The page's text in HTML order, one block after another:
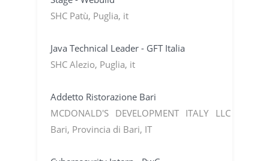
SHC Patù, Puglia, it
Java Technical Leader - GFT Italia
SHC Alezio, Puglia, it
Addetto Ristorazione Bari
MCDONALD'S DEVELOPMENT ITALY LLC
Bari, Provincia di Bari, IT